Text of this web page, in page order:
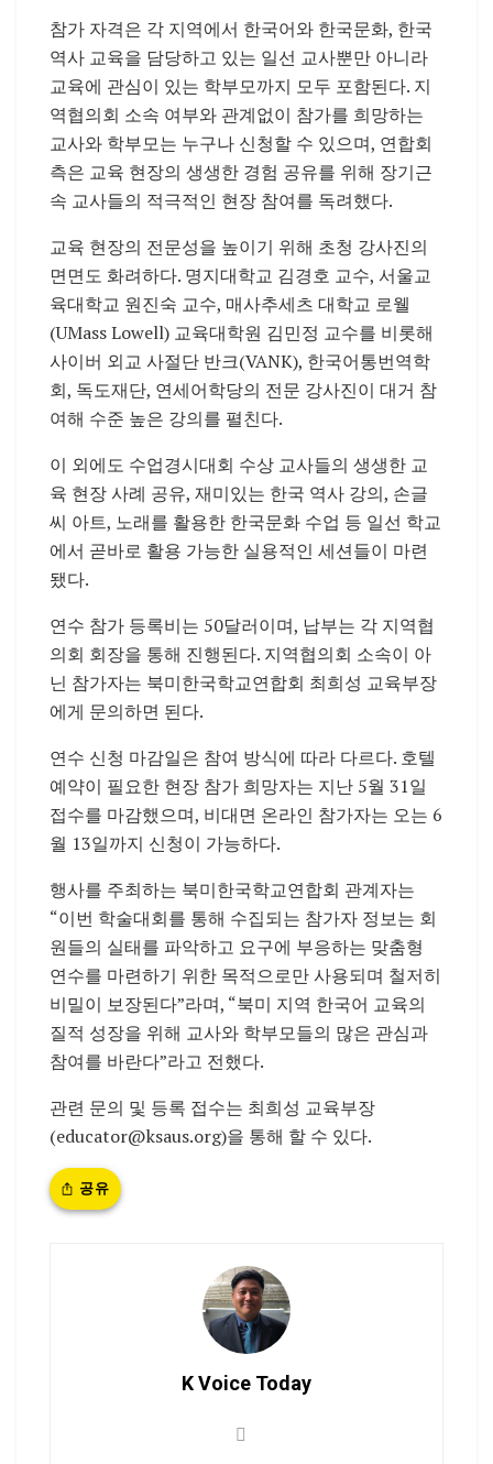
참가 자격은 각 지역에서 한국어와 한국문화, 한국
역사 교육을 담당하고 있는 일선 교사뿐만 아니라
교육에 관심이 있는 학부모까지 모두 포함된다. 지
역협의회 소속 여부와 관계없이 참가를 희망하는
교사와 학부모는 누구나 신청할 수 있으며, 연합회
측은 교육 현장의 생생한 경험 공유를 위해 장기근
속 교사들의 적극적인 현장 참여를 독려했다.
교육 현장의 전문성을 높이기 위해 초청 강사진의
면면도 화려하다. 명지대학교 김경호 교수, 서울교
육대학교 원진숙 교수, 매사추세츠 대학교 로웰
(UMass Lowell) 교육대학원 김민정 교수를 비롯해
사이버 외교 사절단 반크(VANK), 한국어통번역학
회, 독도재단, 연세어학당의 전문 강사진이 대거 참
여해 수준 높은 강의를 펼친다.
이 외에도 수업경시대회 수상 교사들의 생생한 교
육 현장 사례 공유, 재미있는 한국 역사 강의, 손글
씨 아트, 노래를 활용한 한국문화 수업 등 일선 학교
에서 곧바로 활용 가능한 실용적인 세션들이 마련
됐다.
연수 참가 등록비는 50달러이며, 납부는 각 지역협
의회 회장을 통해 진행된다. 지역협의회 소속이 아
닌 참가자는 북미한국학교연합회 최희성 교육부장
에게 문의하면 된다.
연수 신청 마감일은 참여 방식에 따라 다르다. 호텔
예약이 필요한 현장 참가 희망자는 지난 5월 31일
접수를 마감했으며, 비대면 온라인 참가자는 오는 6
월 13일까지 신청이 가능하다.
행사를 주최하는 북미한국학교연합회 관계자는
“이번 학술대회를 통해 수집되는 참가자 정보는 회
원들의 실태를 파악하고 요구에 부응하는 맞춤형
연수를 마련하기 위한 목적으로만 사용되며 철저히
비밀이 보장된다”라며, “북미 지역 한국어 교육의
질적 성장을 위해 교사와 학부모들의 많은 관심과
참여를 바란다”라고 전했다.
관련 문의 및 등록 접수는 최희성 교육부장
(educator@ksaus.org)을 통해 할 수 있다.
공유
K Voice Today